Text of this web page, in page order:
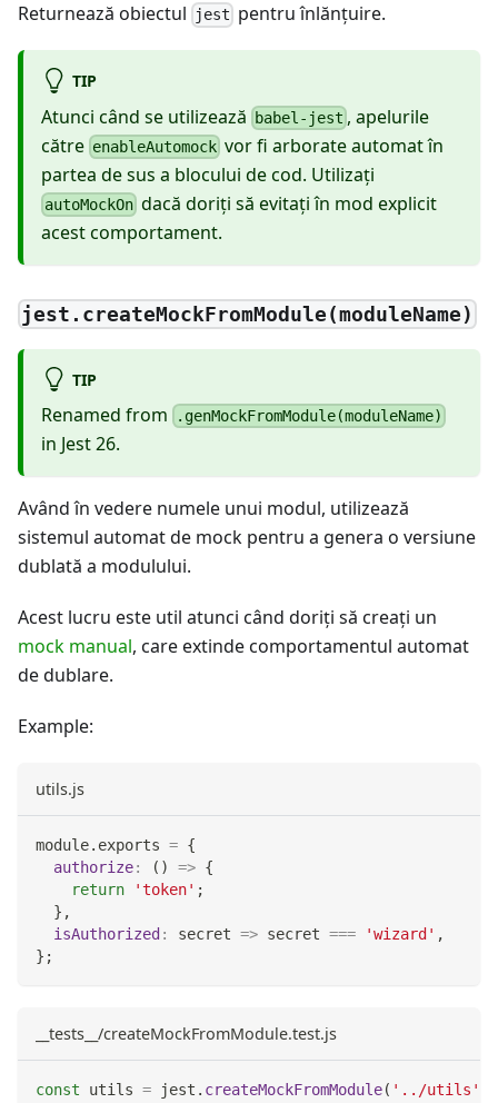
Returnează obiectul jest pentru înlănţuire.
TIP
Atunci când se utilizează babel-jest , apelurile
către enableAutomock vor fi arborate automat în
partea de sus a blocului de cod. Utilizaţi
autoMockOn dacă doriţi să evitați în mod explicit
acest comportament.
jest.createMockFromModule(moduleName)
TIP
Renamed from .genMockFromModule(moduleName)
in Jest 26.
Având în vedere numele unui modul, utilizează
sistemul automat de mock pentru a genera o versiune
dublată a modulului.
Acest lucru este util atunci când doriţi să creați un
mock manual, care extinde comportamentul automat
de dublare.
Example:
utils.js
module. exports = {
authorize: ( ) => {
return
'token' ;
} ,
isAuthorized : secret => secret === 'wizard' ,
} ;
__tests__/createMockFromModule.test.js
const utils = jest . createMockFromModule( '../utils'